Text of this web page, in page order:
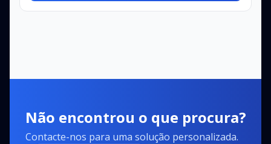
Não encontrou o que procura?
Contacte-nos para uma solução personalizada.